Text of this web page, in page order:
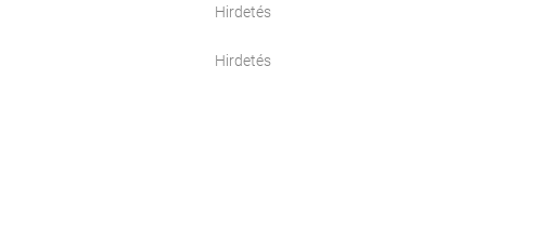
Hirdetés
Hirdetés